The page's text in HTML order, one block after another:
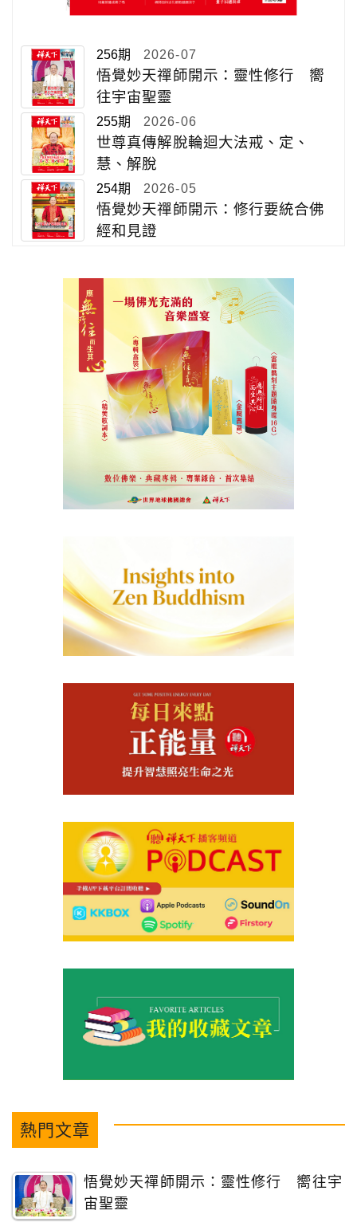
256期 2026-07
悟覺妙天禪師開示：靈性修行 嚮
往宇宙聖靈
255期 2026-06
世尊真傳解脫輪迴大法戒、定、
慧、解脫
254期 2026-05
悟覺妙天禪師開示：修行要統合佛
經和見證
熱門文章
悟覺妙天禪師開示：靈性修行 嚮往宇
宙聖靈